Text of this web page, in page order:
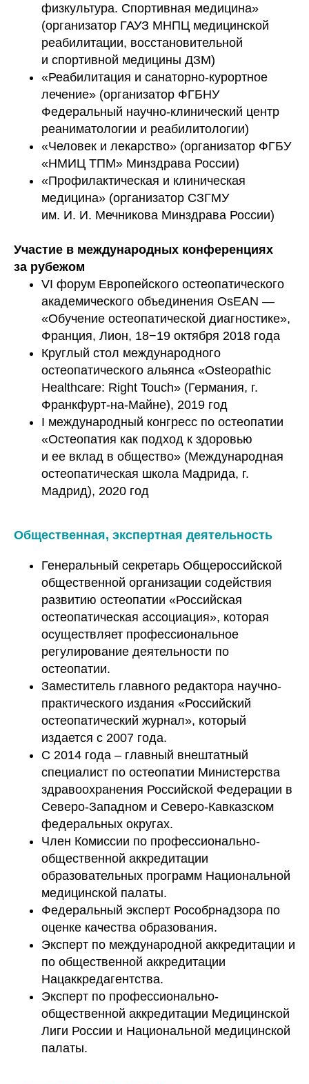
физкультура. Спортивная медицина»
(организатор ГАУЗ МНПЦ медицинской
реабилитации, восстановительной
и спортивной медицины ДЗМ)
«Реабилитация и санаторно-курортное
лечение» (организатор ФГБНУ
Федеральный научно-клинический центр
реаниматологии и реабилитологии)
«Человек и лекарство» (организатор ФГБУ
«НМИЦ ТПМ» Минздрава России)
«Профилактическая и клиническая
медицина» (организатор СЗГМУ
им. И. И. Мечникова Минздрава России)
Участие в международных конференциях
за рубежом
VI форум Европейского остеопатического
академического объединения OsEAN —
«Обучение остеопатической диагностике»,
Франция, Лион, 18−19 октября 2018 года
Круглый стол международного
остеопатического альянса «Osteopathic
Healthcare: Right Touch» (Германия, г.
Франкфурт-на-Майне), 2019 год
I международный конгресс по остеопатии
«Остеопатия как подход к здоровью
и ее вклад в общество» (Международная
остеопатическая школа Мадрида, г.
Мадрид), 2020 год
Общественная, экспертная деятельность
Генеральный секретарь Общероссийской
общественной организации содействия
развитию остеопатии «Российская
остеопатическая ассоциация», которая
осуществляет профессиональное
регулирование деятельности по
остеопатии.
Заместитель главного редактора научно-
практического издания «Российский
остеопатический журнал», который
издается с 2007 года.
С 2014 года – главный внештатный
специалист по остеопатии Министерства
здравоохранения Российской Федерации в
Северо-Западном и Северо-Кавказском
федеральных округах.
Член Комиссии по профессионально-
общественной аккредитации
образовательных программ Национальной
медицинской палаты.
Федеральный эксперт Рособрнадзора по
оценке качества образования.
Эксперт по международной аккредитации и
по общественной аккредитации
Нацаккредагентства.
Эксперт по профессионально-
общественной аккредитации Медицинской
Лиги России и Национальной медицинской
палаты.